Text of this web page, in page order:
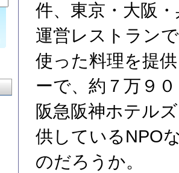
件、東京・大阪
運営レストラン
使った料理を提
ーで、約７万９
阪急阪神ホテル
供しているNPO
のだろうか。